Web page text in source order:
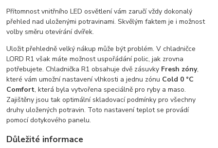
Přítomnost vnitřního LED osvětlení vám zaručí vždy dokonalý
přehled nad uloženými potravinami. Skvělým faktem je i možnost
volby směru otevírání dvířek.
Uložit přehledně velký nákup může být problém. V chladničce
LORD R1 však máte možnost uspořádání polic, jak zrovna
potřebujete. Chladnička R1 obsahuje dvě zásuvky Fresh zóny,
které vám umožní nastavení vlhkosti a jednu zónu Cold 0 °C
Comfort, která byla vytvořena speciálně pro ryby a maso.
Zajištěny jsou tak optimální skladovací podmínky pro všechny
druhy uložených potravin. Toto nastavení teplot se provádí
pomocí dotykového panelu.
Důležité informace